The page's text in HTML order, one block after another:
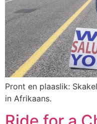
Pront en plaaslik:
in Afrikaans.